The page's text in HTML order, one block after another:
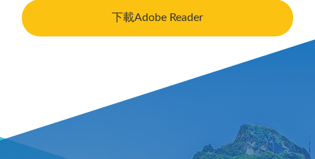
下載Adobe Reader